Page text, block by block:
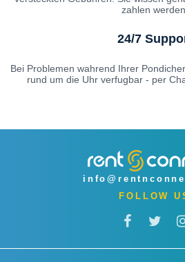
zahlen
24/7
Bei Problemen wahrend Ihrer
rund um die Uhr verfugbar - per
FOLLOW